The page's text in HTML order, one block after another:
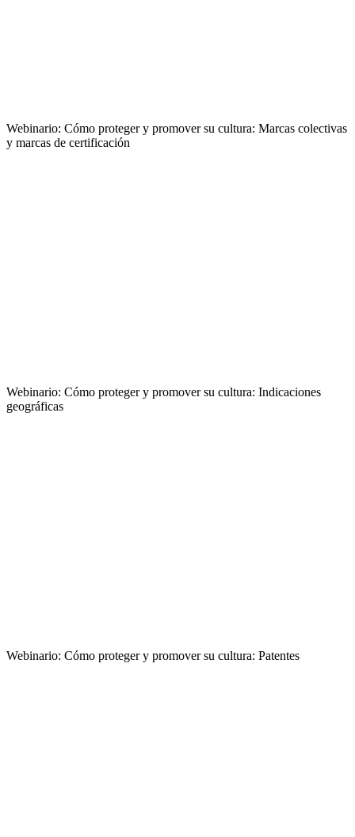
Webinario: Cómo proteger y promover su cultura: Marcas colectivas
y marcas de certificación
Webinario: Cómo proteger y promover su cultura: Indicaciones
geográficas
Webinario: Cómo proteger y promover su cultura: Patentes